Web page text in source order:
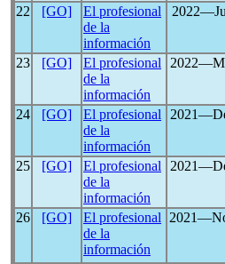
22
[GO]
El profesional
de la
información
23 [GO]
El profesional
de la
información
24 [GO]
El profesional
de la
información
25 [GO]
El profesional
de la
información
26 [GO]
El profesional
de la
información